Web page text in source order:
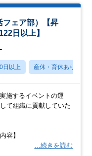
フェア部）【昇
日以上】
日以上 産休・育休あり
施するイベントの運
て組織に貢献していた
容】
…続きを読む